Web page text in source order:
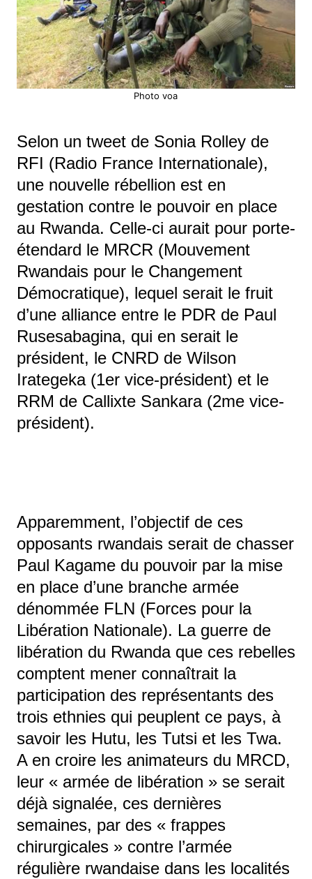
Photo voa
Selon un tweet de Sonia Rolley de
RFI (Radio France Internationale),
une nouvelle rébellion est en
gestation contre le pouvoir en place
au Rwanda. Celle-ci aurait pour porte-
étendard le MRCR (Mouvement
Rwandais pour le Changement
Démocratique), lequel serait le fruit
d’une alliance entre le PDR de Paul
Rusesabagina, qui en serait le
président, le CNRD de Wilson
Irategeka (1er vice-président) et le
RRM de Callixte Sankara (2me vice-
président).
Apparemment, l’objectif de ces
opposants rwandais serait de chasser
Paul Kagame du pouvoir par la mise
en place d’une branche armée
dénommée FLN (Forces pour la
Libération Nationale). La guerre de
libération du Rwanda que ces rebelles
comptent mener connaîtrait la
participation des représentants des
trois ethnies qui peuplent ce pays, à
savoir les Hutu, les Tutsi et les Twa.
A en croire les animateurs du MRCD,
leur « armée de libération » se serait
déjà signalée, ces dernières
semaines, par des « frappes
chirurgicales » contre l’armée
régulière rwandaise dans les localités